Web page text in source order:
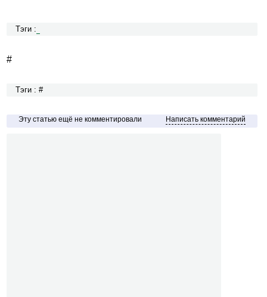
Тэги :
#
Тэги : #
Эту статью ещё не комментировали Написать комментарий